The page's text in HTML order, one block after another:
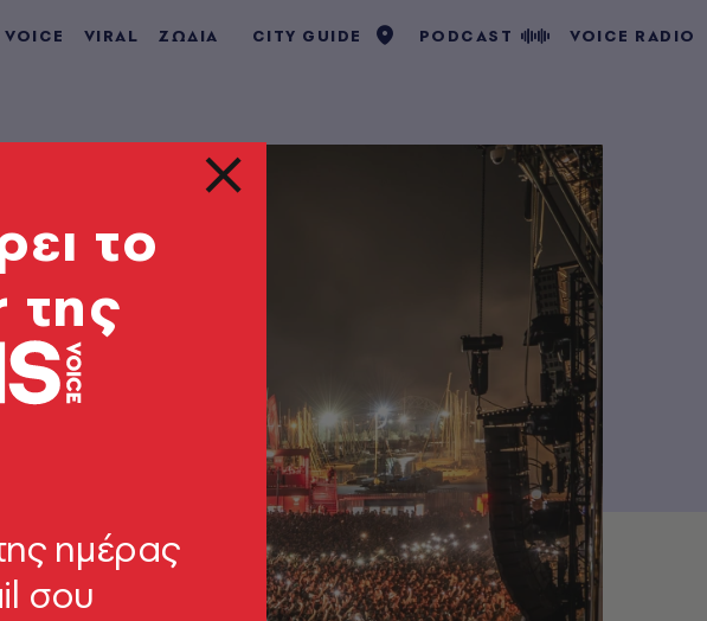
VOICE VIRAL ΖΩΔΙΑ CITY GUIDE PODCAST VOICE RADIO
το
ημέρας
σου